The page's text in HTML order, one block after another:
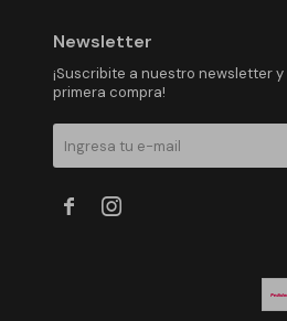
Newsletter
¡Suscribite a nuestro newsletter
primera compra!
 